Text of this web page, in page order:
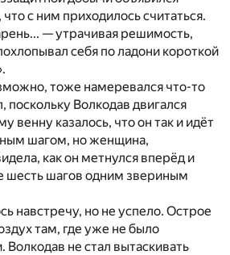
что с ним приходилось считаться.
— утрачивая решимость,
себя по ладони короткой
тоже намеревался что-то
поскольку Волкодав двигался
венну казалось, что он так и идёт
шагом, но женщина,
как он метнулся вперёд и
шесть шагов одним звериным
навстречу, но не успело. Острое
там, где уже не было
Волкодав не стал вытаскивать